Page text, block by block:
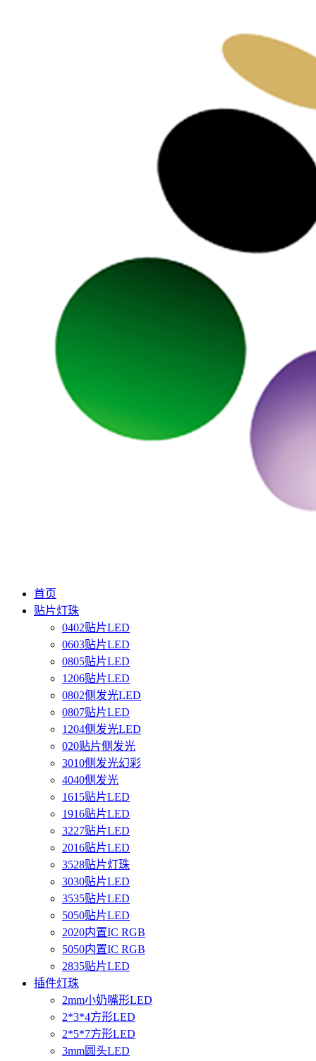
首页
贴片灯珠
0402贴片LED
0603贴片LED
0805贴片LED
1206贴片LED
0802侧发光LED
0807贴片LED
1204侧发光LED
020贴片侧发光
3010侧发光幻彩
4040侧发光
1615贴片LED
1916贴片LED
3227贴片LED
2016贴片LED
3528贴片灯珠
3030贴片LED
3535贴片LED
5050贴片LED
2020内置IC RGB
5050内置IC RGB
2835贴片LED
插件灯珠
2mm小奶嘴形LED
2*3*4方形LED
2*5*7方形LED
3mm圆头LED